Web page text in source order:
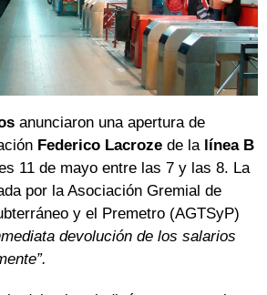
anunciaron una apertura de
Federico Lacroze de lalínea B
11 de mayo entre las 7 y las 8. La
por la Asociación Gremial de
y el Premetro (AGTSyP)
devolución de los salarios